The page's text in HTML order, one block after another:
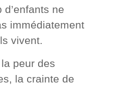
d’enfants ne
immédiatement
vivent.
peur des
la crainte de